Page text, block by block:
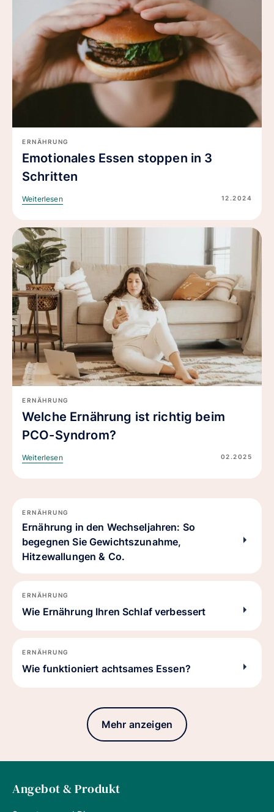
ERNÄHRUNG
Emotionales Essen stoppen in 3
Schritten
Weiterlesen 12.2024
ERNÄHRUNG
Welche Ernährung ist richtig beim
PCO-Syndrom?
Weiterlesen 02.2025
ERNÄHRUNG
Ernährung in den Wechseljahren: So
begegnen Sie Gewichtszunahme,
Hitzewallungen & Co.
ERNÄHRUNG
Wie Ernährung Ihren Schlaf verbessert
ERNÄHRUNG
Wie funktioniert achtsames Essen?
Mehr anzeigen
Angebot & Produkt